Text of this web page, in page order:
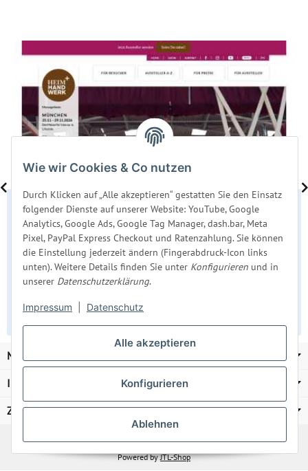
Alle akzeptieren
Konfigurieren
Ablehnen
Wie wir Cookies & Co nutzen
Durch Klicken auf „Alle akzeptieren“ gestatten Sie den Einsatz
folgender Dienste auf unserer Website: YouTube, Google
Analytics, Google Ads, Google Tag Manager, dash.bar, Meta
Pixel, PayPal Express Checkout und Ratenzahlung. Sie können
die Einstellung jederzeit ändern (Fingerabdruck-Icon links
unten). Weitere Details finden Sie unter Konfigurieren und in
unserer Datenschutzerklärung.
Impressum Datenschutz
Heim + Handwerk München 2026
Besuchen Sie uns vom 25. bis 29. November 2026 auf der Heim
+ Handwerk München. Wir sind mit innovativen Luft- und
Wasserbetten für individuellen Schlafkomfort vor Ort.
Weiter
MEISEL & GERKEN
Informationen
Zahlung und Versand
Powered byJTL-Shop